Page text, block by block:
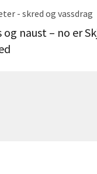
- skred og vassdrag
og naust – no er